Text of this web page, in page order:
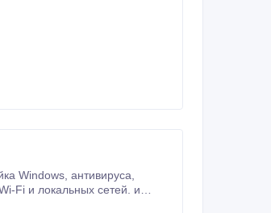
базовая Windows 7
Fi и локальных сетей. и